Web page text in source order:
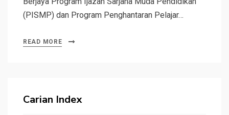
(PISMP) dan Program Penghantaran Pelajar…
READ MORE
Carian Index